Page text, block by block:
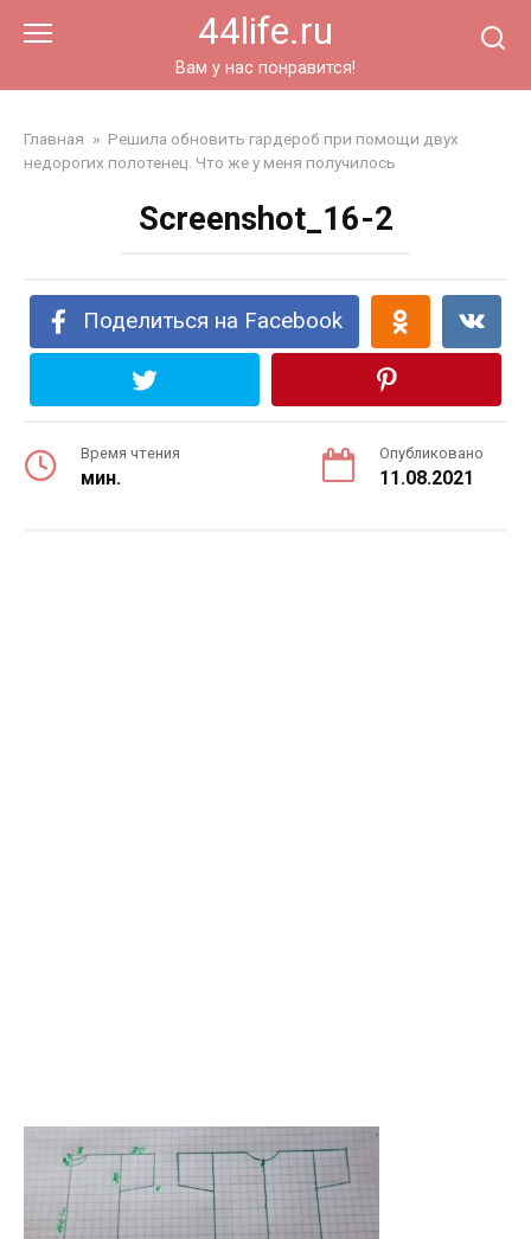
44life.ru
Вам у нас понравится!
Главная » Решила обновить гардероб при помощи двух
недорогих полотенец. Что же у меня получилось
Screenshot_16-2
Поделиться на Facebook
Время чтения
мин.
Опубликовано
11.08.2021